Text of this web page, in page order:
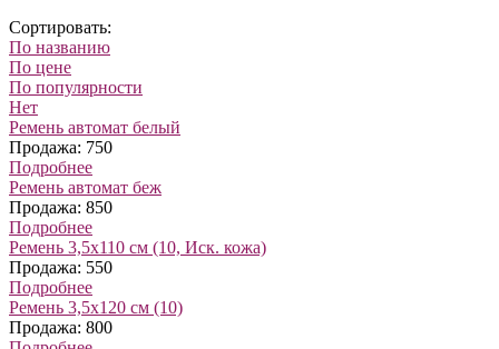
Сортировать:
По названию
По цене
По популярности
Нет
Ремень автомат белый
Продажа: 750
Подробнее
Ремень автомат беж
Продажа: 850
Подробнее
Ремень 3,5х110 см (10, Иск. кожа)
Продажа: 550
Подробнее
Ремень 3,5х120 см (10)
Продажа: 800